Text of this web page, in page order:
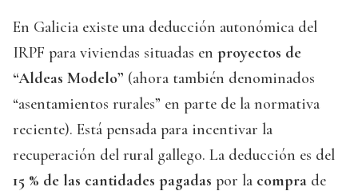
En Galicia existe una deducción autonómica del
IRPF para viviendas situadas en proyectos de
“Aldeas Modelo” (ahora también denominados
“asentamientos rurales” en parte de la normativa
reciente). Está pensada para incentivar la
recuperación del rural gallego. La deducción es del
15 % de las cantidades pagadas por la compra de